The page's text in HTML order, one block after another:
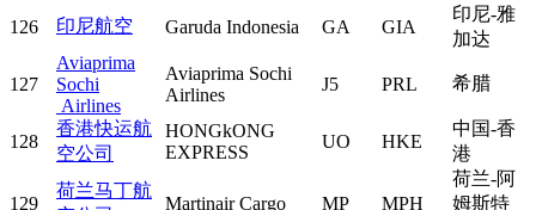
126
印尼航空 Garuda Indonesia GA GIA
印尼-雅
加达
127
Aviaprima
Sochi
Airlines
Aviaprima Sochi
Airlines
J5 PRL 希腊
128
香港快运航
空公司
HONGkONG
EXPRESS
UO HKE
中国-香
港
129
荷兰马丁航
Martinair Cargo MP MPH
荷兰-阿
姆斯特